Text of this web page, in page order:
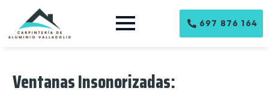
697 876 164
Ventanas Insonorizadas: